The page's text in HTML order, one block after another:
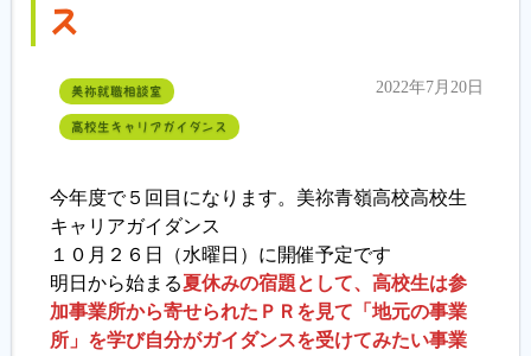
ス
美祢就職相談室
高校生キャリアガイダンス
2022年7月20日
今年度で５回目になります。美祢青嶺高校高校生
キャリアガイダンス
１０月２６日（水曜日）に開催予定です
明日から始まる夏休みの宿題として、高校生は参
加事業所から寄せられたＰＲを見て「地元の事業
所」を学び自分がガイダンスを受けてみたい事業